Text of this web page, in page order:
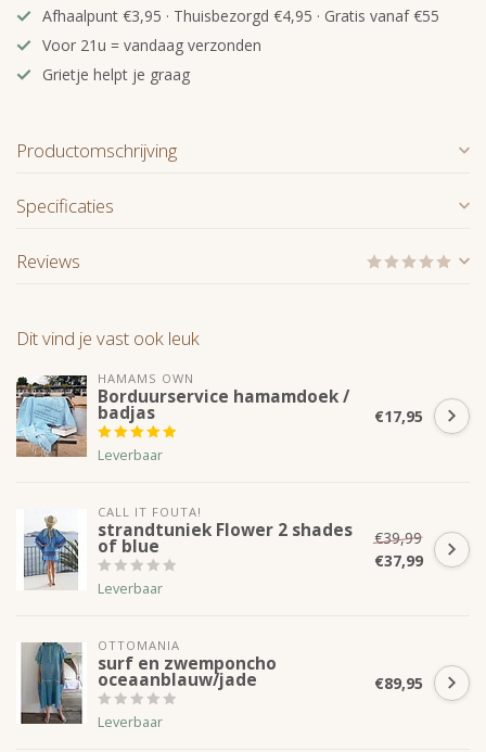
Afhaalpunt €3,95 · Thuisbezorgd €4,95 · Gratis vanaf €55
Voor 21u = vandaag verzonden
Grietje helpt je graag
Productomschrijving
Specificaties
Reviews
Dit vind je vast ook leuk
HAMAMS OWN
Borduurservice hamamdoek /
badjas
Leverbaar
€17,95
CALL IT FOUTA!
strandtuniek Flower 2 shades
of blue
Leverbaar
€39,99
€37,99
OTTOMANIA
surf en zwemponcho
oceaanblauw/jade
Leverbaar
€89,95